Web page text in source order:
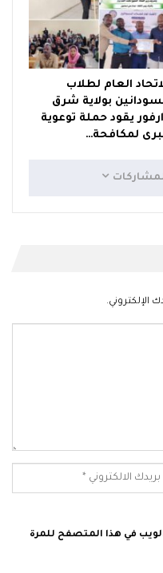
العام لطلاب
بولاية شرق
يقود حملة توعوية
لمكافحة…
الإلكتروني.
في هذا المتصفح للمرة